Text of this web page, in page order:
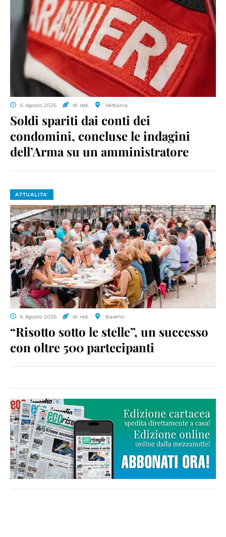
6 Agosto 2026 di red. Verbania
Soldi spariti dai conti dei
condomini, concluse le indagini
dell’Arma su un amministratore
ATTUALITA'
6 Agosto 2026 di red. Baveno
“Risotto sotto le stelle”, un successo
con oltre 500 partecipanti